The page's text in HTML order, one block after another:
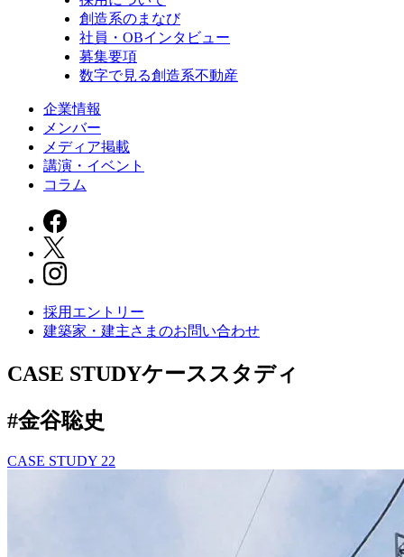
創造系のまなび
社員・OBインタビュー
募集要項
数字で見る創造系不動産
企業情報
メンバー
メディア掲載
講演・イベント
コラム
採用エントリー
建築家・建主さまのお問い合わせ
CASE STUDYケーススタディ
#金谷聡史
CASE STUDY 22